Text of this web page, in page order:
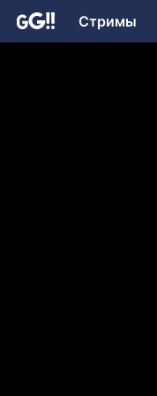
Стримы